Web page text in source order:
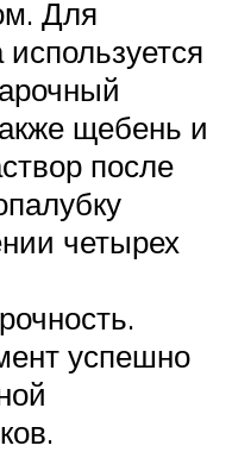
Для
используется
щебень и
после
четырех
успешно